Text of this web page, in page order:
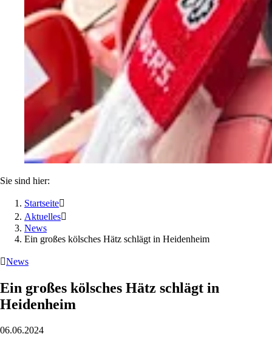
Sie sind hier:
Startseite
Aktuelles
News
Ein großes kölsches Hätz schlägt in Heidenheim
News
Ein großes kölsches Hätz schlägt in
Heidenheim
06.06.2024